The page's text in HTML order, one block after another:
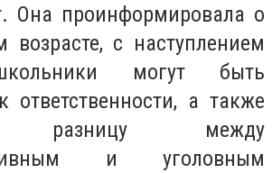
Она проинформировала о
с наступлением
могут быть
ответственности, а также
разницу между
и уголовным